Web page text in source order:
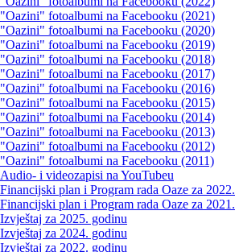
"Oazini" fotoalbumi na Facebooku (2021)
"Oazini" fotoalbumi na Facebooku (2020)
"Oazini" fotoalbumi na Facebooku (2019)
"Oazini" fotoalbumi na Facebooku (2018)
"Oazini" fotoalbumi na Facebooku (2017)
"Oazini" fotoalbumi na Facebooku (2016)
"Oazini" fotoalbumi na Facebooku (2015)
"Oazini" fotoalbumi na Facebooku (2014)
"Oazini" fotoalbumi na Facebooku (2013)
"Oazini" fotoalbumi na Facebooku (2012)
"Oazini" fotoalbumi na Facebooku (2011)
Audio- i videozapisi na YouTubeu
Financijski plan i Program rada Oaze za 2022.
Financijski plan i Program rada Oaze za 2021.
Izvještaj za 2025. godinu
Izvještaj za 2024. godinu
Izvještaj za 2022. godinu